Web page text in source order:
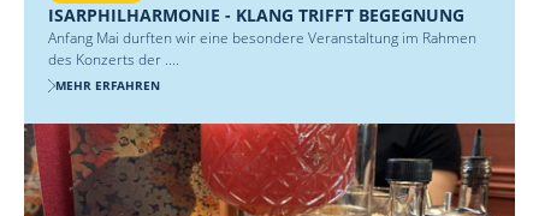
ISARPHILHARMONIE - KLANG TRIFFT BEGEGNUNG
Anfang Mai durften wir eine besondere Veranstaltung im Rahmen
des Konzerts der ....
MEHR ERFAHREN